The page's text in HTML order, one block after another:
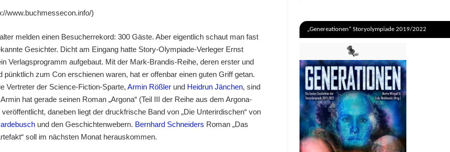
www.buchmessecon.info/)
melden einen Besucherrekord: 300 Gäste. Aber eigentlich schaut man fast
Gesichter. Dicht am Eingang hatte Story-Olympiade-Verleger Ernst
Verlagsprogramm aufgebaut. Mit der Mark-Brandis-Reihe, deren erster und
pünktlich zum Con erschienen waren, hat er offenbar einen guten Griff getan.
Vertreter der Science-Fiction-Sparte, Armin Rößler und Heidrun Jänchen, sind
hat gerade seinen Roman „Argona“ (Teil III der Reihe aus dem Argona-
daneben liegt der druckfrische Band von „Die Unterirdischen“ von
und den Geschichtenwebern. Bernhard Schneiders Roman „Das
soll im nächsten Monat herauskommen.
„Genereationen“ Storyolympiade 2019/2022